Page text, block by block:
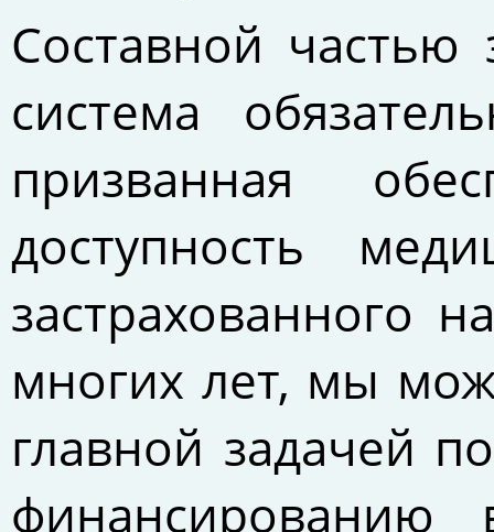
Составной частью
система
призванная
доступность
застрахованного
многих лет, мы
главной задачей